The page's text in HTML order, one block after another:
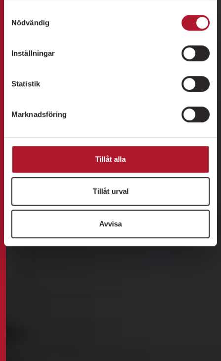
Nödvändig
Inställningar
Statistik
Marknadsföring
Tillåt alla
Tillåt urval
Avvisa